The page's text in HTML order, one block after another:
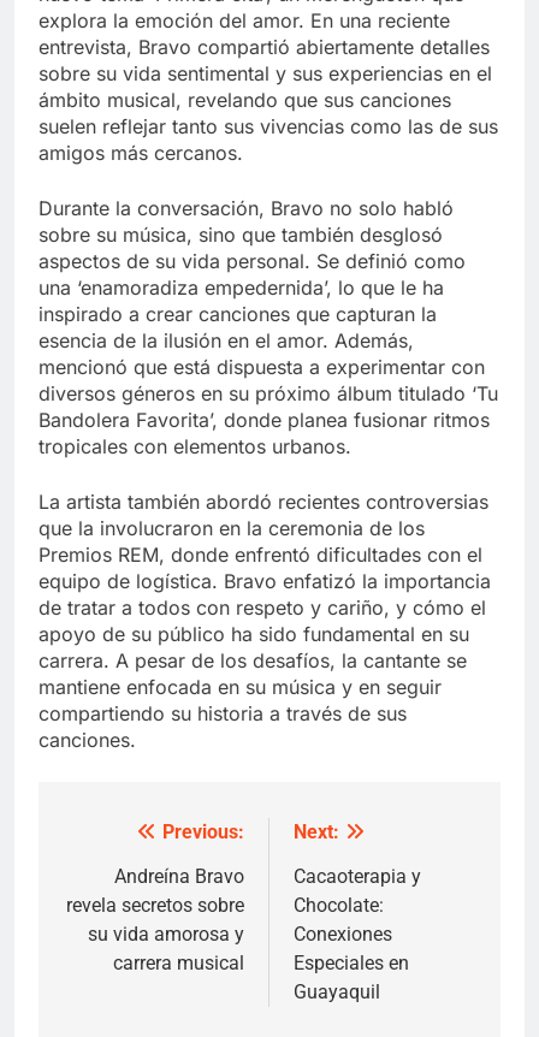
explora la emoción del amor. En una reciente
entrevista, Bravo compartió abiertamente detalles
sobre su vida sentimental y sus experiencias en el
ámbito musical, revelando que sus canciones
suelen reflejar tanto sus vivencias como las de sus
amigos más cercanos.
Durante la conversación, Bravo no solo habló
sobre su música, sino que también desglosó
aspectos de su vida personal. Se definió como
una ‘enamoradiza empedernida’, lo que le ha
inspirado a crear canciones que capturan la
esencia de la ilusión en el amor. Además,
mencionó que está dispuesta a experimentar con
diversos géneros en su próximo álbum titulado ‘Tu
Bandolera Favorita’, donde planea fusionar ritmos
tropicales con elementos urbanos.
La artista también abordó recientes controversias
que la involucraron en la ceremonia de los
Premios REM, donde enfrentó dificultades con el
equipo de logística. Bravo enfatizó la importancia
de tratar a todos con respeto y cariño, y cómo el
apoyo de su público ha sido fundamental en su
carrera. A pesar de los desafíos, la cantante se
mantiene enfocada en su música y en seguir
compartiendo su historia a través de sus
canciones.
navigation
Previous:
Andreína Bravo
revela secretos sobre
su vida amorosa y
carrera musical
Next:
Cacaoterapia y
Chocolate:
Conexiones
Especiales en
Guayaquil